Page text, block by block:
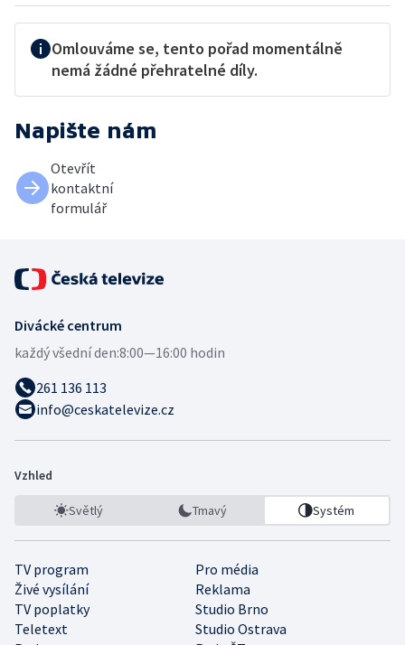
Omlouváme se, tento pořad momentálně
nemá žádné přehratelné díly.
Napište nám
Otevřít
kontaktní
formulář
Divácké centrum
každý všední den:8:00—16:00 hodin
261 136 113
info@ceskatelevize.cz
Vzhled
Světlý Tmavý Systém
TV program
Pro média
Živé vysílání
Reklama
TV poplatky
Studio Brno
Teletext
Studio Ostrava